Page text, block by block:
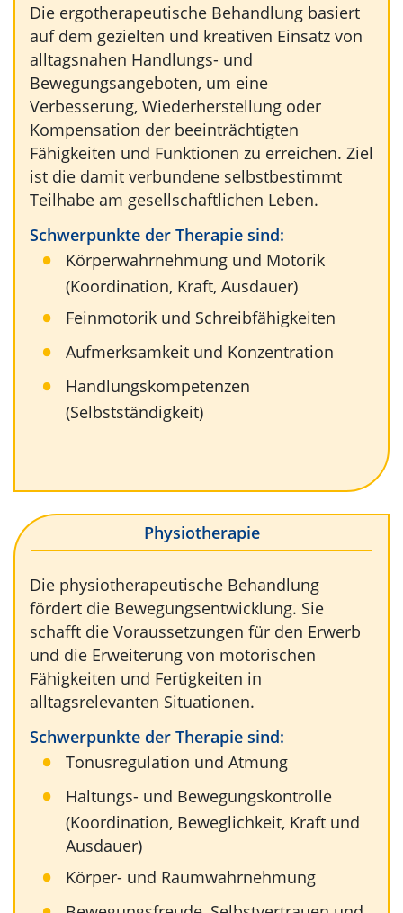
Die ergotherapeutische Behandlung basiert
auf dem gezielten und kreativen Einsatz von
alltagsnahen Handlungs- und
Bewegungsangeboten, um eine
Verbesserung, Wiederherstellung oder
Kompensation der beeinträchtigten
Fähigkeiten und Funktionen zu erreichen. Ziel
ist die damit verbundene selbstbestimmt
Teilhabe am gesellschaftlichen Leben.
Schwerpunkte der Therapie sind:
Körperwahrnehmung und Motorik
(Koordination, Kraft, Ausdauer)
Feinmotorik und Schreibfähigkeiten
Aufmerksamkeit und Konzentration
Handlungskompetenzen
(Selbstständigkeit)
Physiotherapie
Die physiotherapeutische Behandlung
fördert die Bewegungsentwicklung. Sie
schafft die Voraussetzungen für den Erwerb
und die Erweiterung von motorischen
Fähigkeiten und Fertigkeiten in
alltagsrelevanten Situationen.
Schwerpunkte der Therapie sind:
Tonusregulation und Atmung
Haltungs- und Bewegungskontrolle
(Koordination, Beweglichkeit, Kraft und
Ausdauer)
Körper- und Raumwahrnehmung